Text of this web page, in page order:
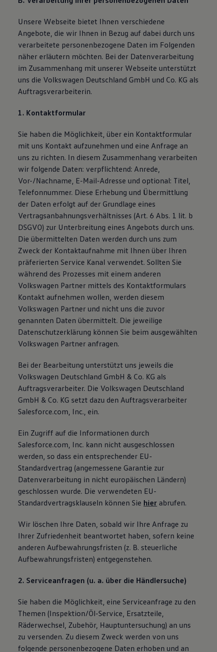
Lifestyle
Transport
Familie
Elektromobilität
Volkswagen R
Pannen- und Unfallhilfe
Volkswagen Kundenbetreuung
Unsere Webseite bietet Ihnen verschiedene
Angebote, die wir Ihnen in Bezug auf dabei durch uns
verarbeitete personenbezogene Daten im Folgenden
näher erläutern möchten. Bei der Datenverarbeitung
im Zusammenhang mit unserer Webseite unterstützt
uns die Volkswagen Deutschland GmbH und Co. KG als
Auftragsverarbeiterin.
1. Kontaktformular
Sie haben die Möglichkeit, über ein Kontaktformular
mit uns Kontakt aufzunehmen und eine Anfrage an
uns zu richten. In diesem Zusammenhang verarbeiten
wir folgende Daten: verpflichtend: Anrede,
Vor-/Nachname, E-Mail-Adresse und optional: Titel,
Telefonnummer. Diese Erhebung und Übermittlung
der Daten erfolgt auf der Grundlage eines
Vertragsanbahnungsverhältnisses (Art. 6 Abs. 1 lit. b
DSGVO) zur Unterbreitung eines Angebots durch uns.
Die übermittelten Daten werden durch uns zum
Zweck der Kontaktaufnahme mit Ihnen über Ihren
präferierten Service Kanal verwendet. Sollten Sie
während des Prozesses mit einem anderen
Volkswagen Partner mittels des Kontaktformulars
Kontakt aufnehmen wollen, werden diesem
Volkswagen Partner und nicht uns die zuvor
genannten Daten übermittelt. Die jeweilige
Datenschutzerklärung können Sie beim ausgewählten
Volkswagen Partner anfragen.
Bei der Bearbeitung unterstützt uns jeweils die
Volkswagen Deutschland GmbH & Co. KG als
Auftragsverarbeiter. Die Volkswagen Deutschland
GmbH & Co. KG setzt dazu den Auftragsverarbeiter
Salesforce.com, Inc., ein.
Ein Zugriff auf die Informationen durch
Salesforce.com, Inc. kann nicht ausgeschlossen
werden, so dass ein entsprechender EU-
Standardvertrag (angemessene Garantie zur
Datenverarbeitung in nicht europäischen Ländern)
geschlossen wurde. Die verwendeten EU-
Standardvertragsklauseln können Sie hier abrufen.
Wir löschen Ihre Daten, sobald wir Ihre Anfrage zu
Ihrer Zufriedenheit beantwortet haben, sofern keine
anderen Aufbewahrungsfristen (z. B. steuerliche
Aufbewahrungsfristen) entgegenstehen.
2. Serviceanfragen (u. a. über die Händlersuche)
Sie haben die Möglichkeit, eine Serviceanfrage zu den
Themen (Inspektion/Öl-Service, Ersatzteile,
Räderwechsel, Zubehör, Hauptuntersuchung) an uns
zu versenden. Zu diesem Zweck werden von uns
folgende personenbezogene Daten erhoben und an